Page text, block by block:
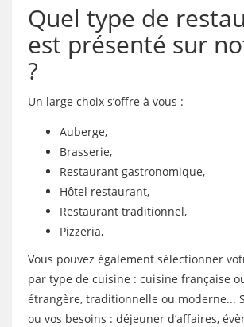
Quel type de
est présenté sur
?
Un large choix s’offre à vous :
Auberge,
Brasserie,
Restaurant gastronomique,
Hôtel restaurant,
Restaurant traditionnel,
Pizzeria,
Vous pouvez également sélectionner
par type de cuisine : cuisine française
étrangère, traditionnelle ou moderne...
ou vos besoins : déjeuner d’affaires,